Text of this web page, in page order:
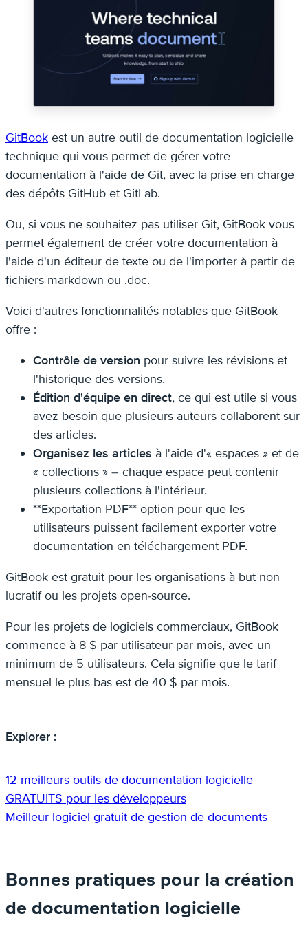
GitBook est un autre outil de documentation logicielle
technique qui vous permet de gérer votre
documentation à l'aide de Git, avec la prise en charge
des dépôts GitHub et GitLab.
Ou, si vous ne souhaitez pas utiliser Git, GitBook vous
permet également de créer votre documentation à
l'aide d'un éditeur de texte ou de l'importer à partir de
fichiers markdown ou .doc.
Voici d'autres fonctionnalités notables que GitBook
offre :
Contrôle de version pour suivre les révisions et
l'historique des versions.
Édition d'équipe en direct, ce qui est utile si vous
avez besoin que plusieurs auteurs collaborent sur
des articles.
Organisez les articles à l'aide d'« espaces » et de
« collections » – chaque espace peut contenir
plusieurs collections à l'intérieur.
**Exportation PDF** option pour que les
utilisateurs puissent facilement exporter votre
documentation en téléchargement PDF.
GitBook est gratuit pour les organisations à but non
lucratif ou les projets open-source.
Pour les projets de logiciels commerciaux, GitBook
commence à 8 $ par utilisateur par mois, avec un
minimum de 5 utilisateurs. Cela signifie que le tarif
mensuel le plus bas est de 40 $ par mois.
Explorer :
12 meilleurs outils de documentation logicielle
GRATUITS pour les développeurs
Meilleur logiciel gratuit de gestion de documents
Bonnes pratiques pour la création
de documentation logicielle